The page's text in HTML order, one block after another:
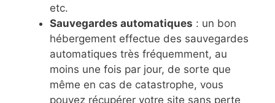
etc.
Sauvegardes automatiques : un bon
hébergement effectue des sauvegardes
automatiques très fréquemment, au
moins une fois par jour, de sorte que
même en cas de catastrophe, vous
pouvez récupérer votre site sans perte